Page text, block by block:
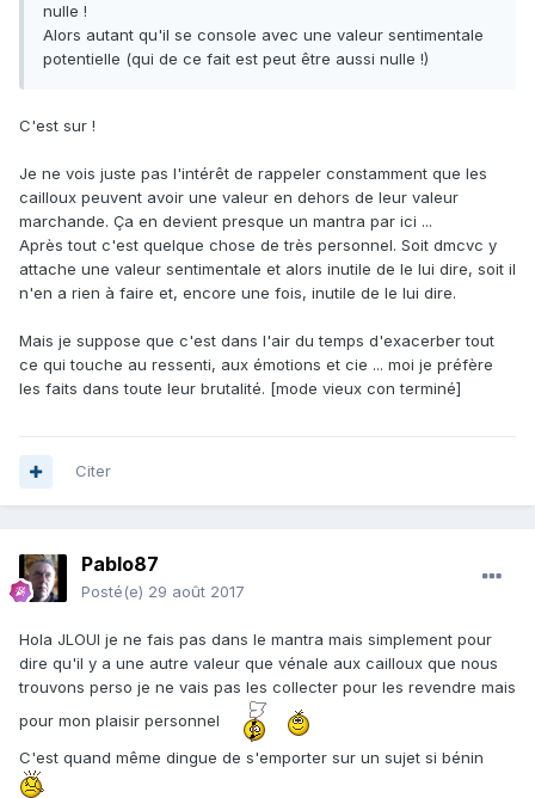
nulle !
Alors autant qu'il se console avec une valeur sentimentale
potentielle (qui de ce fait est peut être aussi nulle !)
C'est sur !
Je ne vois juste pas l'intérêt de rappeler constamment que les
cailloux peuvent avoir une valeur en dehors de leur valeur
marchande. Ça en devient presque un mantra par ici ...
Après tout c'est quelque chose de très personnel. Soit dmcvc y
attache une valeur sentimentale et alors inutile de le lui dire, soit il
n'en a rien à faire et, encore une fois, inutile de le lui dire.
Mais je suppose que c'est dans l'air du temps d'exacerber tout
ce qui touche au ressenti, aux émotions et cie ... moi je préfère
les faits dans toute leur brutalité. [mode vieux con terminé]
Citer
Pablo87
Posté(e) 29 août 2017
Hola JLOUI je ne fais pas dans le mantra mais simplement pour
dire qu'il y a une autre valeur que vénale aux cailloux que nous
trouvons perso je ne vais pas les collecter pour les revendre mais
pour mon plaisir personnel
C'est quand même dingue de s'emporter sur un sujet si bénin